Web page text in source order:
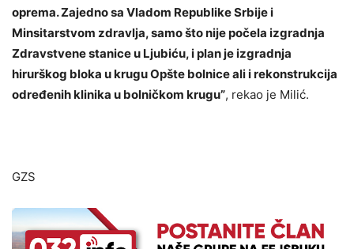
oprema. Zajedno sa Vladom Republike Srbije i
Minsitarstvom zdravlja, samo što nije počela izgradnja
Zdravstvene stanice u Ljubiću, i plan je izgradnja
hirurškog bloka u krugu Opšte bolnice ali i rekonstrukcija
određenih klinika u bolničkom krugu”, rekao je Milić.
GZS